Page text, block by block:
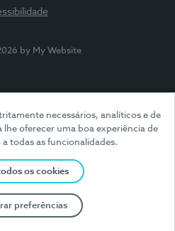
necessários, analíticos e de
oferecer uma boa experiência de
a todas as funcionalidades.
os cookies
preferências
by My Website